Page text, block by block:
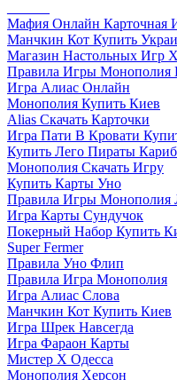
Мафия Онлайн Карточная
Манчкин Кот Купить
Магазин Настольных Игр
Правила Игры Монополия
Игра Алиас Онлайн
Монополия Купить Киев
Alias Скачать Карточки
Игра Пати В Кровати
Купить Лего Пираты
Монополия Скачать Игру
Купить Карты Уно
Правила Игры Монополия
Игра Карты Сундучок
Покерный Набор Купить
Super Fermer
Правила Уно Флип
Правила Игра Монополия
Игра Алиас Слова
Манчкин Кот Купить Киев
Игра Шрек Навсегда
Игра Фараон Карты
Мистер Х Одесса
Монополия Херсон